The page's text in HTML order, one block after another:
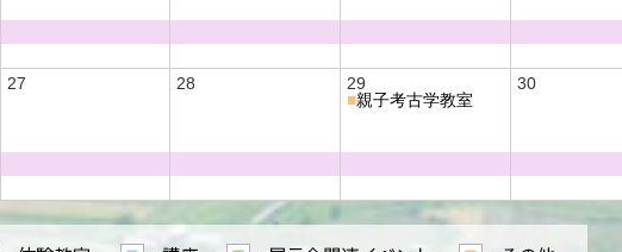
27 28
29
■親子考古学教室
30